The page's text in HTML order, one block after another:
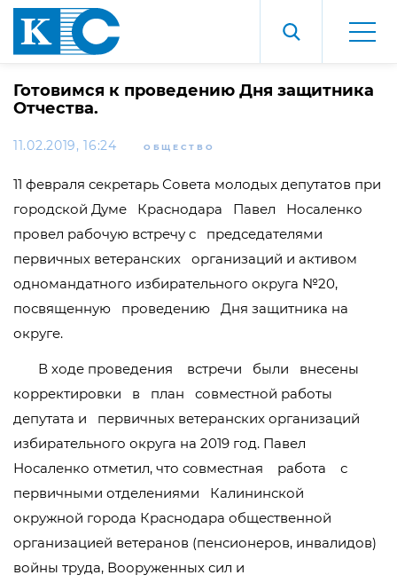
Готовимся к проведению Дня защитника
Отчества.
11.02.2019, 16:24 ОБЩЕСТВО
11 февраля секретарь Совета молодых депутатов при
городской Думе Краснодара Павел Носаленко
провел рабочую встречу с председателями
первичных ветеранских организаций и активом
одномандатного избирательного округа №20,
посвященную проведению Дня защитника на
округе.
В ходе проведения встречи были внесены
корректировки в план совместной работы
депутата и первичных ветеранских организаций
избирательного округа на 2019 год. Павел
Носаленко отметил, что совместная работа с
первичными отделениями Калининской
окружной города Краснодара общественной
организацией ветеранов (пенсионеров, инвалидов)
войны труда, Вооруженных сил и